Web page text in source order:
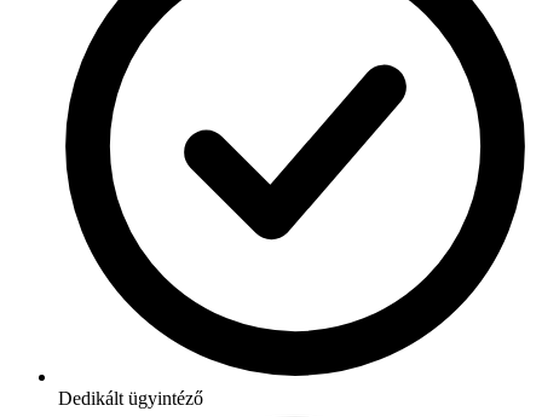
Dedikált ügyintéző